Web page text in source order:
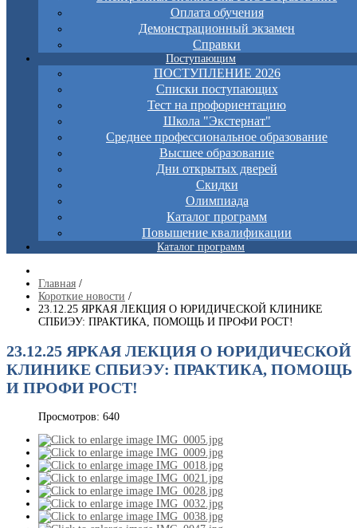
Оплата обучения
Демонстрационный экзамен
Справки
Поступающим
ПОСТУПЛЕНИЕ 2026
Списки поступающих
Тест на профориентацию
Школа "Экстернат"
Среднее профессиональное образование
Высшее образование
Дни открытых дверей
Скидки
Олимпиада
Каталог программ
Повышение квалификации
Каталог программ
Главная /
Короткие новости /
23.12.25 ЯРКАЯ ЛЕКЦИЯ О ЮРИДИЧЕСКОЙ КЛИНИКЕ
СПБИЭУ: ПРАКТИКА, ПОМОЩЬ И ПРОФИ РОСТ!
23.12.25 ЯРКАЯ ЛЕКЦИЯ О ЮРИДИЧЕСКОЙ
КЛИНИКЕ СПБИЭУ: ПРАКТИКА, ПОМОЩЬ
И ПРОФИ РОСТ!
Просмотров: 640